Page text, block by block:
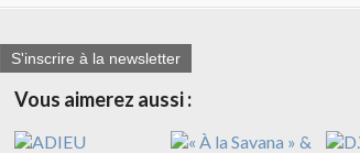
S'inscrire à la newsletter
Vous aimerez aussi :